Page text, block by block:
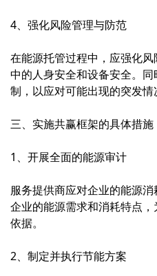
4、强化风险管理与防范
在能源托管过程中，应强化
中的人身安全和设备安全。
制，以应对可能出现的突发情
三、实施共赢框架的具体措施
1、开展全面的能源审计
服务提供商应对企业的能源
企业的能源需求和消耗特点
依据。
2、制定并执行节能方案